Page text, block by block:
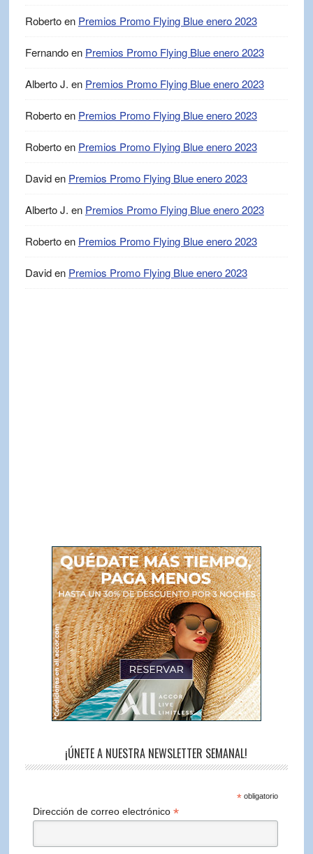
Robertoen Premios Promo Flying Blue enero 2023
Fernandoen Premios Promo Flying Blue enero 2023
Alberto J. en Premios Promo Flying Blue enero 2023
Robertoen Premios Promo Flying Blue enero 2023
Robertoen Premios Promo Flying Blue enero 2023
Daviden Premios Promo Flying Blue enero 2023
Alberto J. en Premios Promo Flying Blue enero 2023
Robertoen Premios Promo Flying Blue enero 2023
Daviden Premios Promo Flying Blue enero 2023
¡ÚNETE A NUESTRA NEWSLETTER SEMANAL!
*obligatorio
Dirección de correo electrónico*